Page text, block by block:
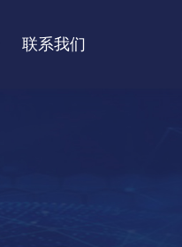
联系我们